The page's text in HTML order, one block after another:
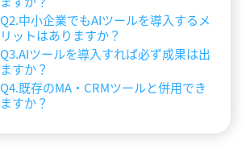
Q2.中小企業でもAIツールを導入するメ
リットはありますか？
Q3.AIツールを導入すれば必ず成果は出
ますか？
Q4.既存のMA・CRMツールと併用でき
ますか？